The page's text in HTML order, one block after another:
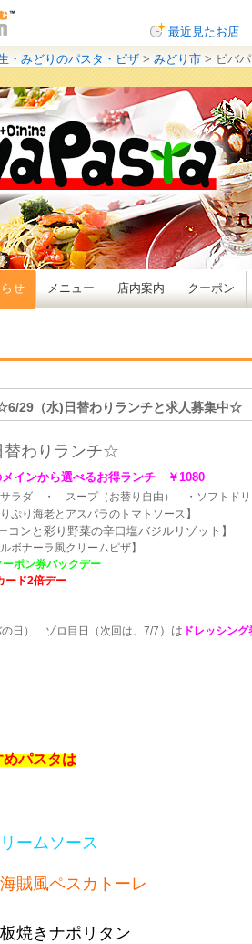
最近見たお店
・みどりのパスタ・ピザ > みどり市 > ビバ
せ メニュー 店内案内 クーポン
29（水)日替わりランチと求人募集中☆
替わ りランチ☆
メインから選べるお得ランチ ￥1080
サラダ ・ スープ（お替り自由） ・ソフトドリ
り海老とアスパラのトマトソース 】
ンと彩り野菜の辛口塩バジルリゾット】
ーラ風クリームピザ】
ーポン券バックデー
ード2倍デー
） ゾロ目日（次回は、7/7 ）は ドレッシン
パスタは
ームソース
賊風ペスカトーレ
焼きナポリタン